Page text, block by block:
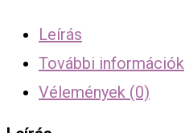
Leírás
További információk
Vélemények (0)